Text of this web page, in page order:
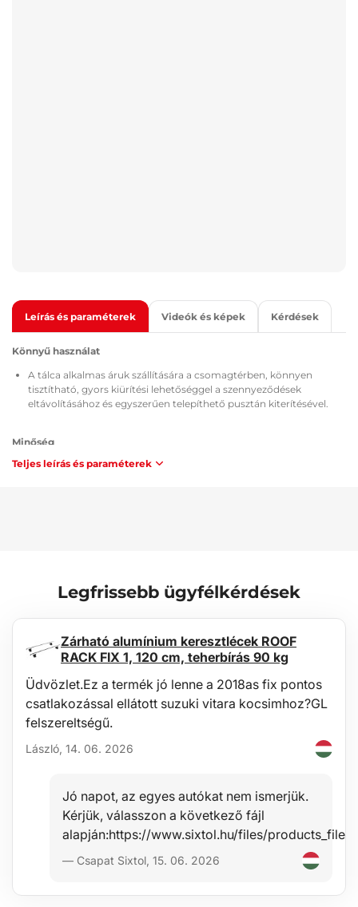
Leírás és paraméterek Videók és képek Kérdések
Könnyű használat
A tálca alkalmas áruk szállítására a csomagtérben, könnyen
tisztítható, gyors kiürítési lehetőséggel a szennyeződések
eltávolításához és egyszerűen telepíthető pusztán kiterítésével.
Minőség
Minden csomagtértálcát elláttak a TÜV Süd Czech tanúsítvánnyal,
A tálca könnyen mosható, kialakítása lehetővé teszi az
elvégezhető a járművön kívül, például kerti locsolócsővel.
Stabilitás
Az anyag minősége lehetővé teszi a tálca használatát széles
hőmérsékleti tartományban, -60°C-tól +80°C-ig, valamint jelentős
ellenállást biztosít az anyag öregedésével szemben UV-sugárzás
hatására.
A hipoallergén anyag lehetővé teszi a korlátlan használatot
bármely járműben anélkül, hogy egészségügyi kockázatot
jelentene.
Teljes leírás és paraméterek
Legfrissebb ügyfélkérdések
Zárható alumínium keresztlécek ROOF
RACK FIX 1, 120 cm, teherbírás 90 kg
Üdvözlet.Ez a termék jó lenne a 2018as fix pontos
csatlakozással ellátott suzuki vitara kocsimhoz?GL
felszereltségű.
László, 14. 06. 2026
Jó napot, az egyes autókat nem ismerjük.
Kérjük, válasszon a következő fájl
alapján:https://www.sixtol.hu/files/
— Csapat Sixtol, 15. 06. 2026